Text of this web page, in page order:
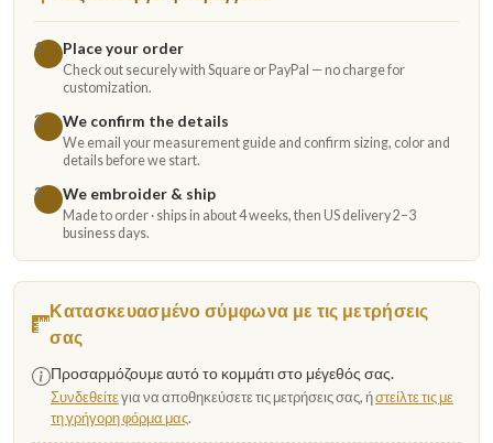
1 Place your order
Check out securely with Square or PayPal — no charge for
customization.
2
We confirm the details
We email your measurement guide and confirm sizing, color and
details before we start.
3
We embroider & ship
Made to order · ships in about 4 weeks, then US delivery 2–3
business days.
Κατασκευασμένο σύμφωνα με τις μετρήσεις
σας
Προσαρμόζουμε αυτό το κομμάτι στο μέγεθός σας.
Συνδεθείτεγια να αποθηκεύσετε τις μετρήσεις σας, ήστείλτε τις με
τη γρήγορη φόρμα μας.